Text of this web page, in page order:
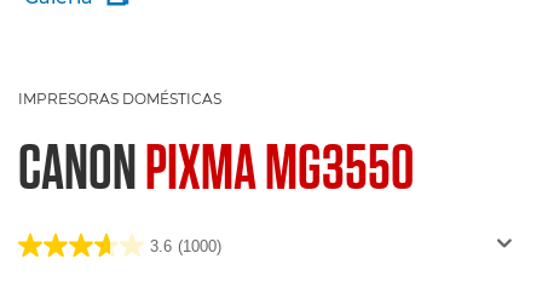
IMPRESORAS DOMÉSTICAS
CANONPIXMA MG3550
3.6 (1000)